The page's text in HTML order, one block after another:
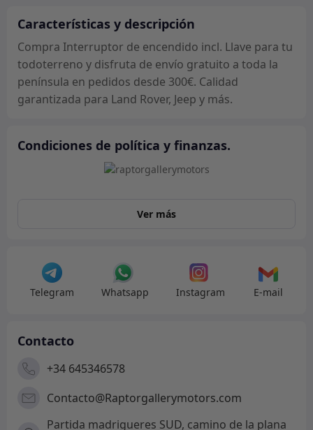
Características y descripción
Compra Interruptor de encendido incl. Llave para tu
todoterreno y disfruta de envío gratuito a toda la
península en pedidos desde 300€. Calidad
garantizada para Land Rover, Jeep y más.
Condiciones de política y finanzas.
Ver más
Telegram Whatsapp Instagram E-mail
Contacto
+34 645346578
Contacto@Raptorgallerymotors.com
Partida madrigueres SUD, camino de la plana